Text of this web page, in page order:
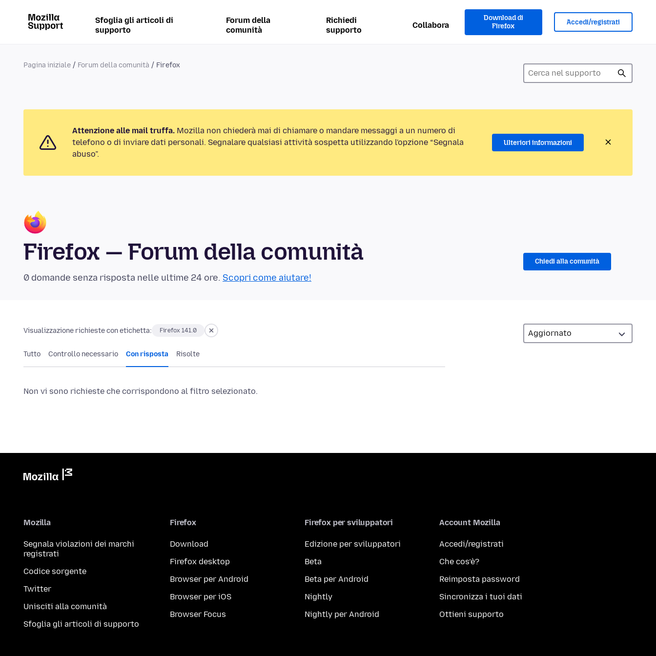
Sfoglia gli articoli di
supporto
Forum della
comunità
Richiedi
supporto
Collabora
Download di
Firefox
Accedi/registrati
Pagina iniziale Forum della comunità Firefox
Attenzione alle mail truffa. Mozilla non chiederà mai di chiamare o mandare messaggi a un numero di
telefono o di inviare dati personali. Segnalare qualsiasi attività sospetta utilizzando l'opzione “Segnala
abuso”.
Ulteriori informazioni
Firefox — Forum della comunità
0 domande senza risposta nelle ultime 24 ore. Scopri come aiutare!
Chiedi alla comunità
Visualizzazione richieste con etichetta: Firefox 141.0
Tutto Controllo necessario Con risposta Risolte
Non vi sono richieste che corrispondono al filtro selezionato.
Mozilla
Segnala violazioni dei marchi
registrati
Codice sorgente
Twitter
Unisciti alla comunità
Sfoglia gli articoli di supporto
Firefox
Download
Firefox desktop
Browser per Android
Browser per iOS
Browser Focus
Firefox per sviluppatori
Edizione per sviluppatori
Beta
Beta per Android
Nightly
Nightly per Android
Account Mozilla
Accedi/registrati
Che cos’è?
Reimposta password
Sincronizza i tuoi dati
Ottieni supporto